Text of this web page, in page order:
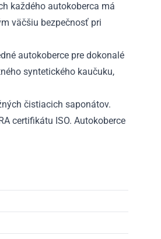
každého autokoberca má
väčšiu bezpečnosť pri
autokoberce pre dokonalé
syntetického kaučuku,
čistiacich saponátov.
certifikátu ISO. Autokoberce